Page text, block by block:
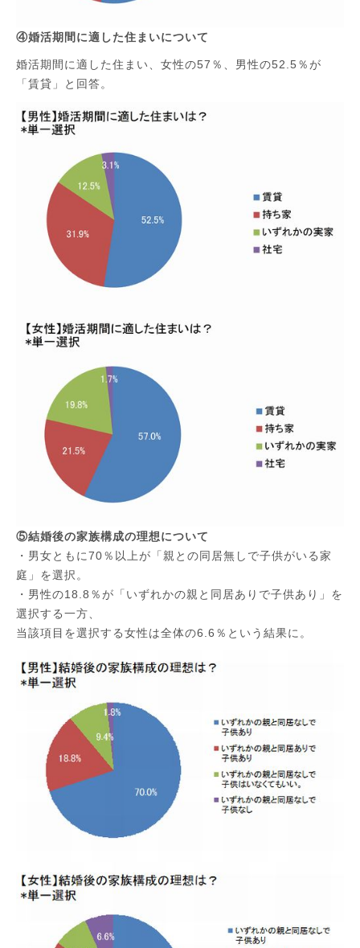
④婚活期間に適した住まいについて
婚活期間に適した住まい、女性の57％、男性の52.5％が
「賃貸」と回答。
⑤結婚後の家族構成の理想について
・男女ともに70％以上が「親との同居無しで子供がいる家
庭」を選択。
・男性の18.8％が「いずれかの親と同居ありで子供あり」を
選択する一方、
当該項目を選択する女性は全体の6.6％という結果に。